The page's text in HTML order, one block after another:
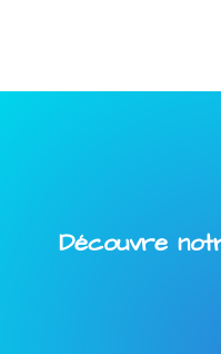
Découvre